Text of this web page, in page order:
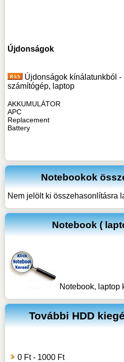
Újdonságok
Újdonságok kínálatunkból -
számítógép, laptop
AKKUMULÁTOR
APC
Replacement
Battery
Notebookok
Nem jelölt ki összehasonlításra
Notebook (
Notebook, laptop
TovábbiHDD
0 Ft - 1000 Ft